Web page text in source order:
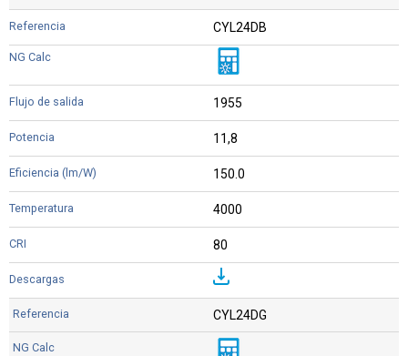
CYL24DB
1955
11,8
150.0
4000
80
CYL24DG